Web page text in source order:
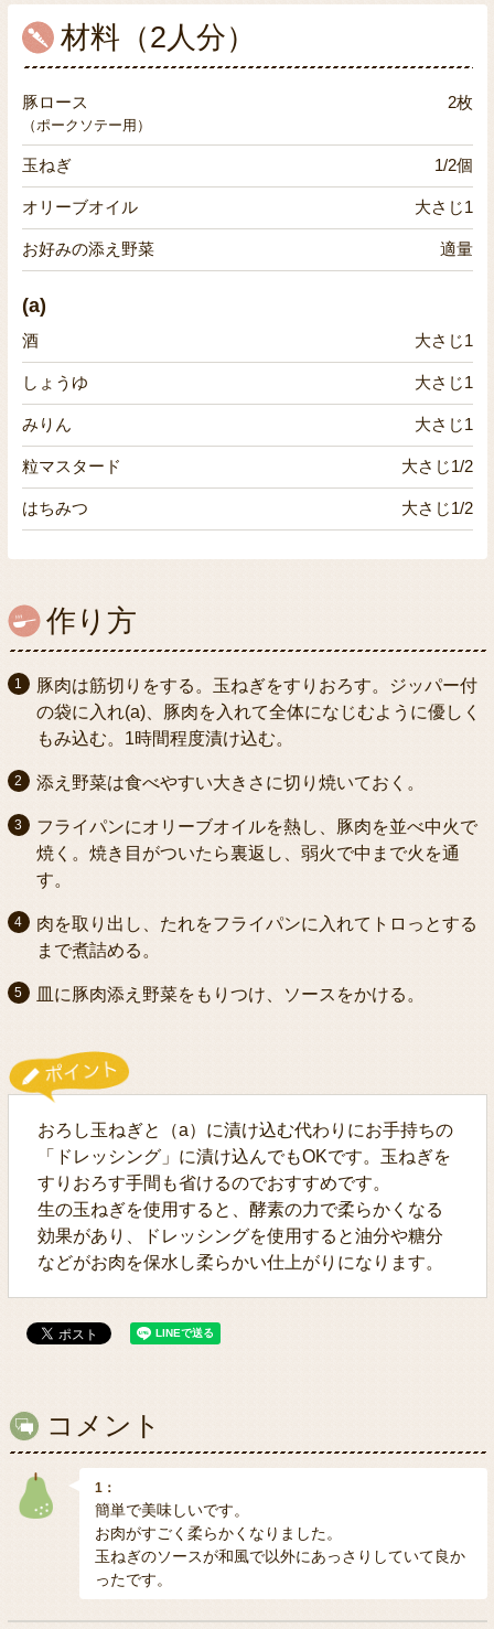
材料（2人分）
豚ロース 2枚
（ポークソテー用）
玉ねぎ 1/2個
オリーブオイル 大さじ1
お好みの添え野菜 適量
(a)
酒 大さじ1
しょうゆ 大さじ1
みりん 大さじ1
粒マスタード 大さじ1/2
はちみつ 大さじ1/2
作り方
豚肉は筋切りをする。玉ねぎをすりおろす。ジッパー付
の袋に入れ(a)、豚肉を入れて全体になじむように優しく
もみ込む。1時間程度漬け込む。
添え野菜は食べやすい大きさに切り焼いておく。
フライパンにオリーブオイルを熱し、豚肉を並べ中火で
焼く。焼き目がついたら裏返し、弱火で中まで火を通
す。
肉を取り出し、たれをフライパンに入れてトロっとする
まで煮詰める。
皿に豚肉添え野菜をもりつけ、ソースをかける。
おろし玉ねぎと（a）に漬け込む代わりにお手持ちの
「ドレッシング」に漬け込んでもOKです。玉ねぎを
すりおろす手間も省けるのでおすすめです。
生の玉ねぎを使用すると、酵素の力で柔らかくなる
効果があり、ドレッシングを使用すると油分や糖分
などがお肉を保水し柔らかい仕上がりになります。
コメント
1：
簡単で美味しいです。
お肉がすごく柔らかくなりました。
玉ねぎのソースが和風で以外にあっさりしていて良か
ったです。